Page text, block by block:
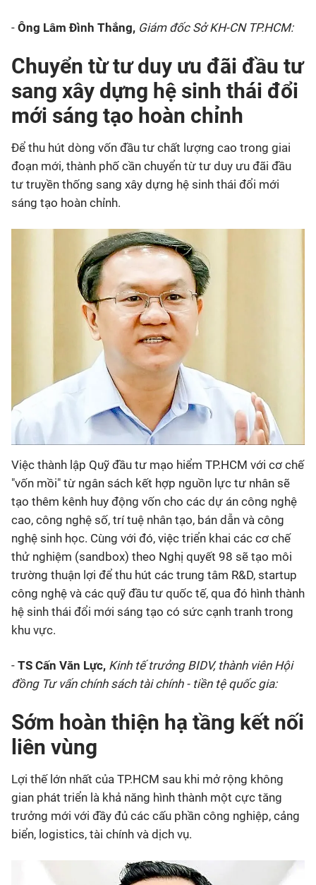
- Ông Lâm Đình Thắng, Giám đốc Sở KH-CN TP.HCM:
Chuyển từ tư duy ưu đãi đầu tư
sang xây dựng hệ sinh thái đổi
mới sáng tạo hoàn chỉnh
Để thu hút dòng vốn đầu tư chất lượng cao trong giai
đoạn mới, thành phố cần chuyển từ tư duy ưu đãi đầu
tư truyền thống sang xây dựng hệ sinh thái đổi mới
sáng tạo hoàn chỉnh.
Việc thành lập Quỹ đầu tư mạo hiểm TP.HCM với cơ chế
"vốn mồi" từ ngân sách kết hợp nguồn lực tư nhân sẽ
tạo thêm kênh huy động vốn cho các dự án công nghệ
cao, công nghệ số, trí tuệ nhân tạo, bán dẫn và công
nghệ sinh học. Cùng với đó, việc triển khai các cơ chế
thử nghiệm (sandbox) theo Nghị quyết 98 sẽ tạo môi
trường thuận lợi để thu hút các trung tâm R&D, startup
công nghệ và các quỹ đầu tư quốc tế, qua đó hình thành
hệ sinh thái đổi mới sáng tạo có sức cạnh tranh trong
khu vực.
- TS Cấn Văn Lực, Kinh tế trưởng BIDV, thành viên Hội
đồng Tư vấn chính sách tài chính - tiền tệ quốc gia:
Sớm hoàn thiện hạ tầng kết nối
liên vùng
Lợi thế lớn nhất của TP.HCM sau khi mở rộng không
gian phát triển là khả năng hình thành một cực tăng
trưởng mới với đầy đủ các cấu phần công nghiệp, cảng
biển, logistics, tài chính và dịch vụ.